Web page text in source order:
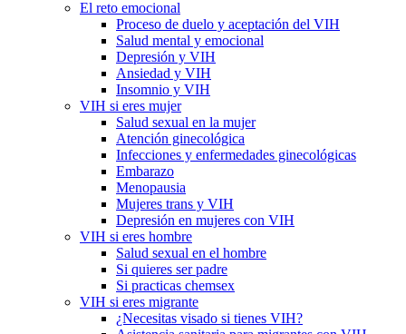
El reto emocional
Proceso de duelo y aceptación del VIH
Salud mental y emocional
Depresión y VIH
Ansiedad y VIH
Insomnio y VIH
VIH si eres mujer
Salud sexual en la mujer
Atención ginecológica
Infecciones y enfermedades ginecológicas
Embarazo
Menopausia
Mujeres trans y VIH
Depresión en mujeres con VIH
VIH si eres hombre
Salud sexual en el hombre
Si quieres ser padre
Si practicas chemsex
VIH si eres migrante
¿Necesitas visado si tienes VIH?